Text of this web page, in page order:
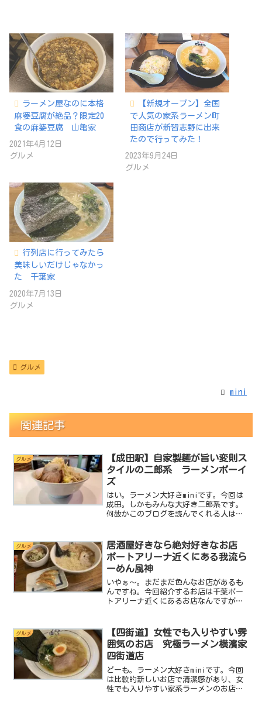
ラーメン屋なのに本格
麻婆豆腐が絶品？限定20
食の麻婆豆腐 山亀家
2021年4月12日
グルメ
【新規オープン】全国
で人気の家系ラーメン町
田商店が新習志野に出来
たので行ってみた！
2023年9月24日
グルメ
行列店に行ってみたら
美味しいだけじゃなかっ
た 千葉家
2020年7月13日
グルメ
グルメ
mini
関連記事
グルメ
【成田駅】自家製麺が旨い変則ス
タイルの二郎系 ラーメンボーイ
ズ
はい。ラーメン大好きminiです。今回は
成田。しかもみんな大好き二郎系です。
何故かこのブログを読んでくれる人は二
かしら。しかしmini本人は淡麗系が好き
だったりします。...
グルメ
居酒屋好きなら絶対好きなお店
ポートアリーナ近くにある我流ら
ーめん風神
いやぁ～。まだまだ色んなお店があるも
んですね。今回紹介するお店は千葉ポー
トアリーナ近くにあるお店なんですがラ
い紹介した一蘭の近くですね。随分前か
らその存在自体は知ってた...
グルメ
【四街道】女性でも入りやすい雰
囲気のお店 究極ラーメン横濱家
四街道店
どーも。ラーメン大好きminiです。今回
は比較的新しいお店で清潔感があり、女
性でも入りやすい家系ラーメンのお店を